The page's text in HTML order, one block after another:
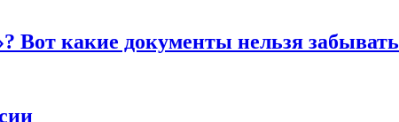
Вот какие документы нельзя забывать